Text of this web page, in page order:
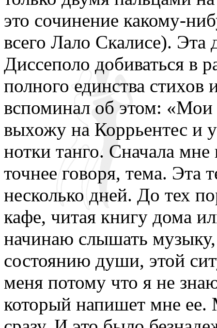
это сочинение какому-
всего Лало Скалисе). Эта
Диссеполо добиваться в
полного единства
вспоминал об этом: «Мои
выхожу на Коррьентес и
нотки танго. Сначала мне
точнее говоря, тема. Эта
несколько дней. До тех
кафе, читая книгу дома
начинаю слышать музыку,
состоянию души, этой
меня потому что я не
который напишет мне ее.